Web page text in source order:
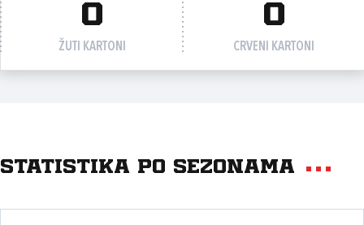
0
ŽUTI KARTONI
0
CRVENI KARTONI
Statistika po sezonama